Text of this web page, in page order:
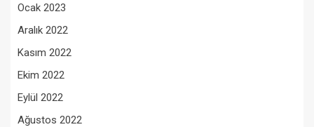
Ocak 2023
Aralık 2022
Kasım 2022
Ekim 2022
Eylül 2022
Ağustos 2022